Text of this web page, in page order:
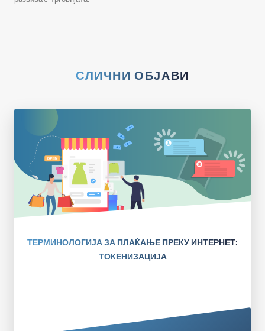
СЛИЧНИ ОБЈАВИ
ТЕРМИНОЛОГИЈА ЗА ПЛАЌАЊЕ ПРЕКУ ИНТЕРНЕТ:
ТОКЕНИЗАЦИЈА